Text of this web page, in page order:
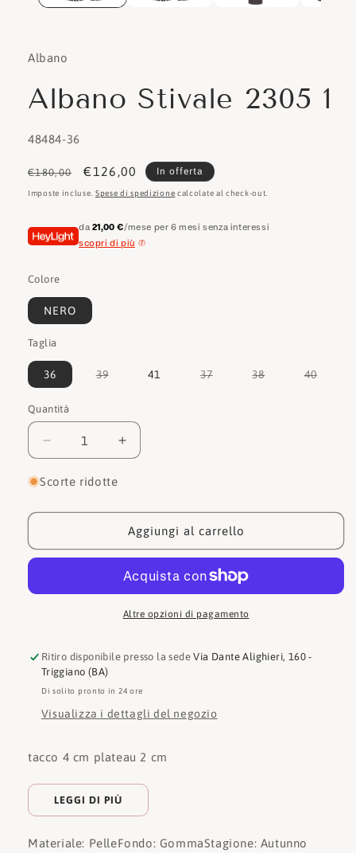
Albano
Albano Stivale 2305 1
SKU:
48484-36
Prezzo
di
€180,00
Prezzo
scontato
€126,00 In offerta
Imposte incluse. Spese di spedizione calcolate al check-out.
da 21,00 €/mese per 6 mesi senza interessi
scopri di più
Colore
NERO
Taglia
36 39Variante
disponibile
41 37Variante
38Variante
40
Quantità
Quantità
Diminuisci
quantità
per
Stivale
1
Aumenta
quantità
Stivale
2305
1
Scorte ridotte
Aggiungi al carrello
Altre opzioni di pagamento
Ritiro disponibile presso la sedeVia Dante Alighieri, 160 -
Triggiano (BA)
Di solito pronto in 24 ore
Visualizza i dettagli del negozio
tacco 4 cm plateau 2 cm
LEGGI DI PIÙ
Materiale: PelleFondo: GommaStagione: Autunno